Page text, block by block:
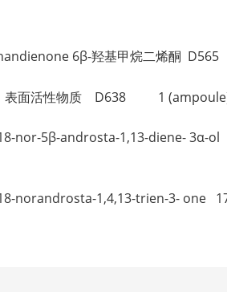
6β-羟基甲烷二烯酮
面活性物质 D638 1
nor-5β-androsta-1,13-diene- 3α-
norandrosta-1,4,13-trien-3-